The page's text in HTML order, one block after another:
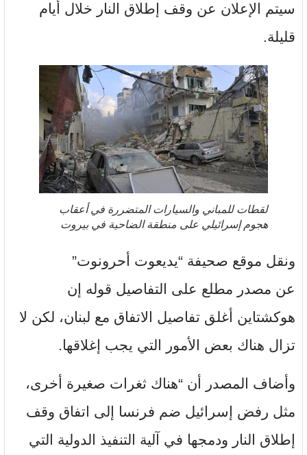
سيتم الإعلان عن وقف إطلاق النار خلال أيام
قليلة.
لقطات للمباني والسيارات المتضررة في أعقاب
هجوم إسرائيلي على منطقة الضاحية في بيروت
ونقل موقع صحيفة “يديعوت أحرونوت”
عن مصدر مطلع على التفاصيل قوله إن
هوكشتاين أغلق تفاصيل الاتفاق مع لبنان، لكن لا
تزال هناك بعض الأمور التي يجب إغلاقها.
وأضاف المصدر أن “هناك ثغرات صغيرة أخرى،
مثل رفض إسرائيل ضم فرنسا إلى اتفاق وقف
إطلاق النار ودمجها في آلية التنفيذ الدولية التي